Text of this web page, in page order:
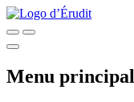
Menu principal